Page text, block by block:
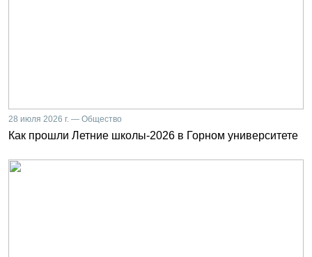
28 июля 2026 г. — Общество
Как прошли Летние школы-2026 в Горном университете